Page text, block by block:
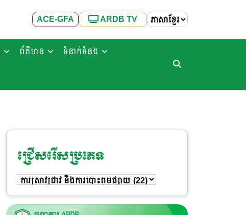
ACE-GFA ARDB TV
ព័ត៌មាន ទំនាក់ទំនង
ជ្រើសរើសប្រភេទ
ជ្រើសរើស
ប្រភេទ